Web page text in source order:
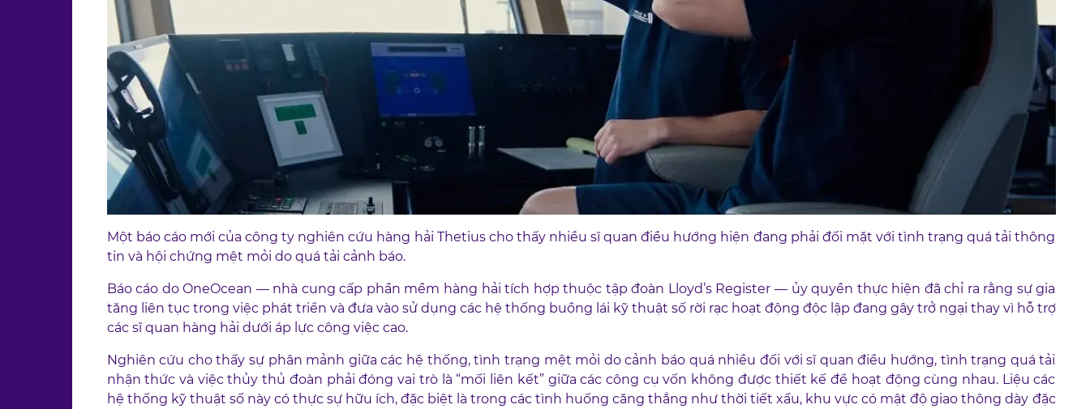
Một báo cáo mới của công ty nghiên cứu hàng hải Thetius cho thấy nhiều sĩ quan điều hướng hiện đang phải đối mặt với tình trạng quá tải thông
tin và hội chứng mệt mỏi do quá tải cảnh báo.
Báo cáo do OneOcean — nhà cung cấp phần mềm hàng hải tích hợp thuộc tập đoàn Lloyd’s Register — ủy quyền thực hiện đã chỉ ra rằng sự gia
tăng liên tục trong việc phát triển và đưa vào sử dụng các hệ thống buồng lái kỹ thuật số rời rạc hoạt động độc lập đang gây trở ngại thay vì hỗ trợ
các sĩ quan hàng hải dưới áp lực công việc cao.
Nghiên cứu cho thấy sự phân mảnh giữa các hệ thống, tình trạng mệt mỏi do cảnh báo quá nhiều đối với sĩ quan điều hướng, tình trạng quá tải
nhận thức và việc thủy thủ đoàn phải đóng vai trò là “mối liên kết” giữa các công cụ vốn không được thiết kế để hoạt động cùng nhau. Liệu các
hệ thống kỹ thuật số này có thực sự hữu ích, đặc biệt là trong các tình huống căng thẳng như thời tiết xấu, khu vực có mật độ giao thông dày đặc